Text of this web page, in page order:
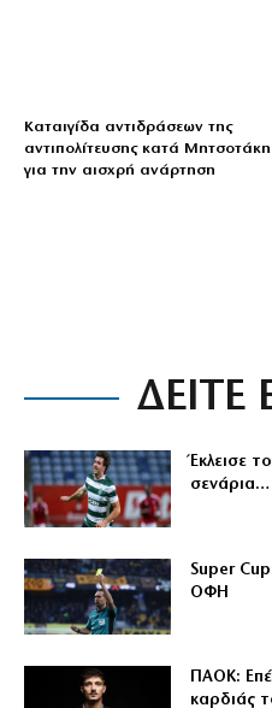
Καταιγίδα αντιδράσεων της
αντιπολίτευσης κατά Μητσοτάκη
για την αισχρή ανάρτηση
ΔΕΙΤΕ
Έκλεισε
Super
ΟΦΗ
ΠΑΟΚ:
καρδιάς